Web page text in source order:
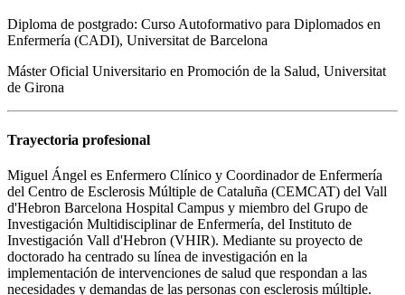
Diploma de postgrado: Curso Autoformativo para Diplomados en
Enfermería (CADI), Universitat de Barcelona
Máster Oficial Universitario en Promoción de la Salud, Universitat
de Girona
Trayectoria profesional
Miguel Ángel es Enfermero Clínico y Coordinador de Enfermería
del Centro de Esclerosis Múltiple de Cataluña (CEMCAT) del Vall
d'Hebron Barcelona Hospital Campus y miembro del Grupo de
Investigación Multidisciplinar de Enfermería, del Instituto de
Investigación Vall d'Hebron (VHIR). Mediante su proyecto de
doctorado ha centrado su línea de investigación en la
implementación de intervenciones de salud que respondan a las
necesidades y demandas de las personas con esclerosis múltiple.